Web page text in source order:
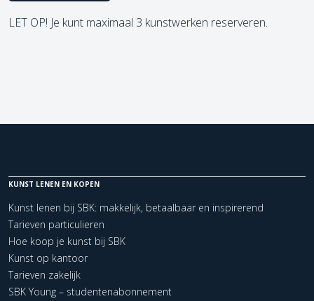
LET OP! Je kunt maximaal 3 kunstwerken reserveren.
KUNST LENEN EN KOPEN
Kunst lenen bij SBK: makkelijk, betaalbaar en inspirerend
Tarieven particulieren
Hoe koop je kunst bij SBK
Kunst op kantoor
Tarieven zakelijk
SBK Young – studentenabonnement